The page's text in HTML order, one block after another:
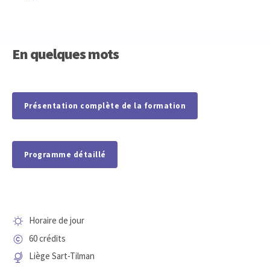
En quelques mots
Présentation complète de la formation
Programme détaillé
Horaire de jour
60 crédits
Liège Sart-Tilman